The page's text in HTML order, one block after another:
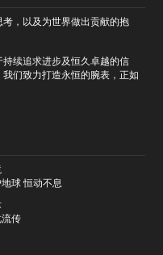
，以及为世界做出贡献的抱
续追求进步及恒久卓越的信
们致力打造永恒的腕表，正如
球 恒动不息
传